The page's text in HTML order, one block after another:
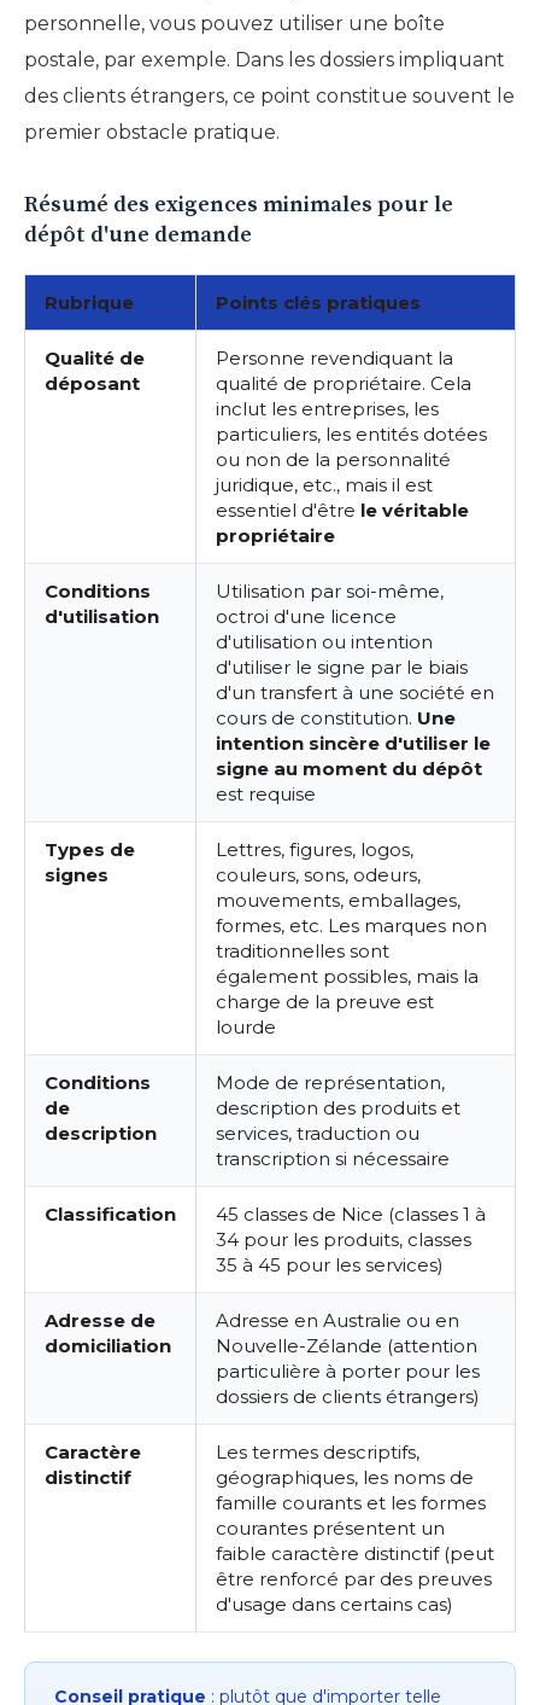
personnelle, vous pouvez utiliser une boîte
postale, par exemple. Dans les dossiers impliquant
des clients étrangers, ce point constitue souvent le
premier obstacle pratique.
Résumé des exigences minimales pour le
dépôt d'une demande
Rubrique Points clés pratiques
Qualité de
déposant
Personne revendiquant la
qualité de propriétaire. Cela
inclut les entreprises, les
particuliers, les entités dotées
ou non de la personnalité
juridique, etc., mais il est
essentiel d'être le véritable
propriétaire
Conditions
d'utilisation
Utilisation par soi-même,
octroi d'une licence
d'utilisation ou intention
d'utiliser le signe par le biais
d'un transfert à une société en
cours de constitution. Une
intention sincère d'utiliser le
signe au moment du dépôt
est requise
Types de
signes
Lettres, figures, logos,
couleurs, sons, odeurs,
mouvements, emballages,
formes, etc. Les marques non
traditionnelles sont
également possibles, mais la
charge de la preuve est
lourde
Conditions
de
description
Mode de représentation,
description des produits et
services, traduction ou
transcription si nécessaire
Classification
45 classes de Nice (classes 1 à
34 pour les produits, classes
35 à 45 pour les services)
Adresse de
domiciliation
Adresse en Australie ou en
Nouvelle-Zélande (attention
particulière à porter pour les
dossiers de clients étrangers)
Caractère
distinctif
Les termes descriptifs,
géographiques, les noms de
famille courants et les formes
courantes présentent un
faible caractère distinctif (peut
être renforcé par des preuves
d'usage dans certains cas)
Conseil pratique : plutôt que d'importer telle